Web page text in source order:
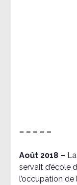
– – – – –
Août 2018 –
servait d’école
l’occupation